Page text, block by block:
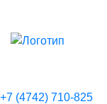
+7 (4742) 710-825